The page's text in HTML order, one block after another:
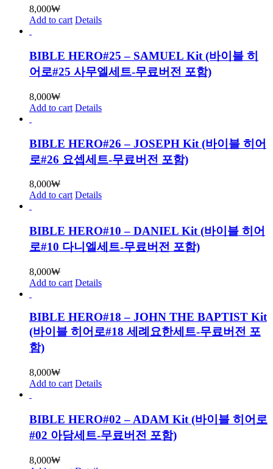
8,000₩
Add to cart Details
BIBLE HERO#25 – SAMUEL Kit (바이블 히
어로#25 사무엘세트-무료버전 포함)
8,000₩
Add to cart Details
BIBLE HERO#26 – JOSEPH Kit (바이블 히어
로#26 요셉세트-무료버전 포함)
8,000₩
Add to cart Details
BIBLE HERO#10 – DANIEL Kit (바이블 히어
로#10 다니엘세트-무료버전 포함)
8,000₩
Add to cart Details
BIBLE HERO#18 – JOHN THE BAPTIST Kit
(바이블 히어로#18 세례요한세트-무료버전 포
함)
8,000₩
Add to cart Details
BIBLE HERO#02 – ADAM Kit (바이블 히어로
#02 아담세트-무료버전 포함)
8,000₩